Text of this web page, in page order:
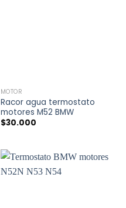
MOTOR
Racor agua termostato
motores M52 BMW
$30.000